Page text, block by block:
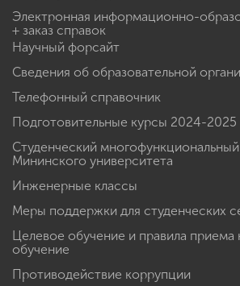
Электронная информационно-
+ заказ справок
Научный форсайт
Сведения об образовательной
Телефонный справочник
Подготовительные курсы 2024-2025
Студенческий
Мининского университета
Инженерные классы
Меры поддержки для студенческих
Целевое обучение и правила приема
обучение
Противодействие коррупции